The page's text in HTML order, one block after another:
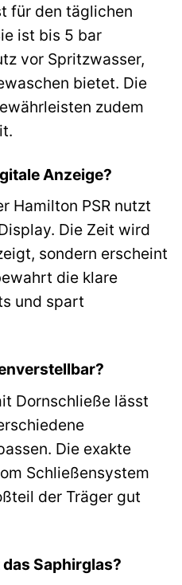
für den täglichen
ist bis 5 bar
vor Spritzwasser,
bietet. Die
zudem
Anzeige?
Hamilton PSR nutzt
Die Zeit wird
sondern erscheint
die klare
und spart
Dornschließe lässt
Die exakte
Schließensystem
der Träger gut
Saphirglas?